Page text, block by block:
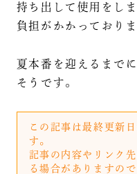
持ち出して使用をし
負担がかかっておりま
夏本番を迎えるまで
そうです。
この記事は最終更新
す。
記事の内容やリンク
る場合がありますの